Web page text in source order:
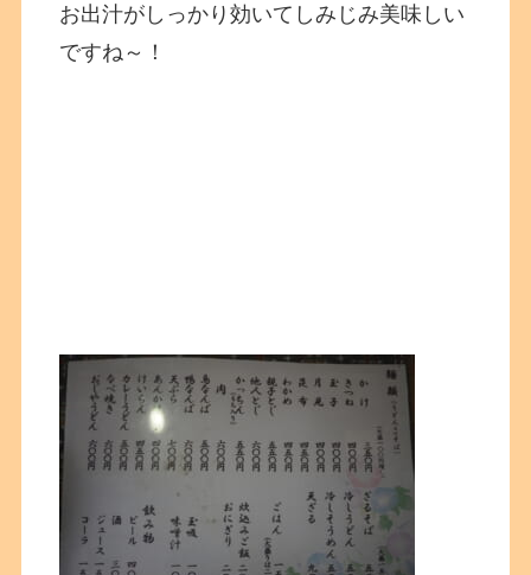
お出汁がしっかり効いてしみじみ美味しい
ですね～！